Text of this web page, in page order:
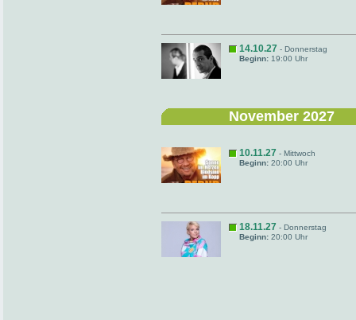
14.10.27 - Donnerstag
Beginn: 19:00 Uhr
November 2027
10.11.27 - Mittwoch
Beginn: 20:00 Uhr
18.11.27 - Donnerstag
Beginn: 20:00 Uhr